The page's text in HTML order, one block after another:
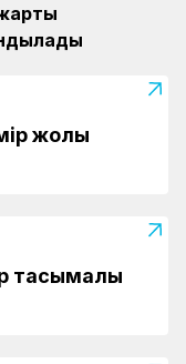
жолы
тасымалы